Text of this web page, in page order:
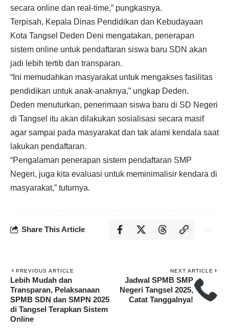
secara online dan real-time,” pungkasnya.
Terpisah, Kepala Dinas Pendidikan dan Kebudayaan
Kota Tangsel Deden Deni mengatakan, penerapan
sistem online untuk pendaftaran siswa baru SDN akan
jadi lebih tertib dan transparan.
“Ini memudahkan masyarakat untuk mengakses fasilitas
pendidikan untuk anak-anaknya,” ungkap Deden.
Deden menuturkan, penerimaan siswa baru di SD Negeri
di Tangsel itu akan dilakukan sosialisasi secara masif
agar sampai pada masyarakat dan tak alami kendala saat
lakukan pendaftaran.
“Pengalaman penerapan sistem pendaftaran SMP
Negeri, juga kita evaluasi untuk meminimalisir kendara di
masyarakat,” tuturnya.
Share This Article
PREVIOUS ARTICLE
Lebih Mudah dan
Transparan, Pelaksanaan
SPMB SDN dan SMPN 2025
di Tangsel Terapkan Sistem
Online
NEXT ARTICLE
Jadwal SPMB SMP
Negeri Tangsel 2025,
Catat Tanggalnya!